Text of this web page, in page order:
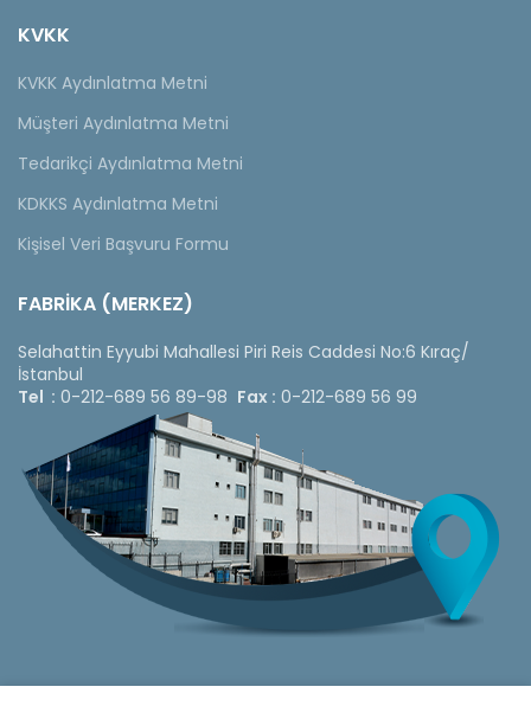
KVKK
KVKK Aydınlatma Metni
Müşteri Aydınlatma Metni
Tedarikçi Aydınlatma Metni
KDKKS Aydınlatma Metni
Kişisel Veri Başvuru Formu
FABRİKA (MERKEZ)
Selahattin Eyyubi Mahallesi Piri Reis Caddesi No:6 Kıraç/
İstanbul
Tel : 0-212-689 56 89-98 Fax : 0-212-689 56 99